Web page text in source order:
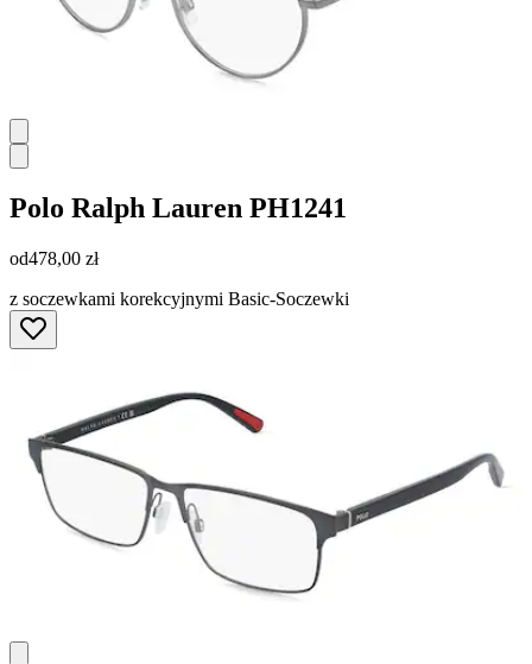
Polo Ralph Lauren PH1241
od478,00 zł
z soczewkami korekcyjnymi Basic-Soczewki